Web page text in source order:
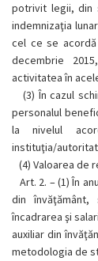
potrivit legii, din
indemnizaţia
cel ce se
decembrie
activitatea în
(3) În cazul
personalul
la nivelul
instituţia/
(4) Valoarea de
Art. 2. –(1)În
din
încadrarea şi
auxiliar din
metodologia de